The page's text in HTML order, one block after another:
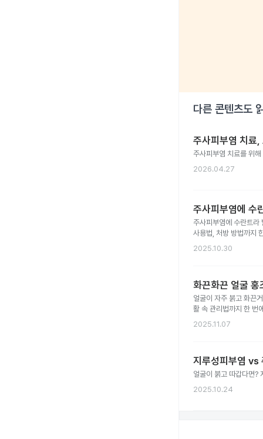
다른 콘텐츠도
주사피부염 치료,
주사피부염 치료를 위
2026.04.27
주사피부염에 수
주사피부염에 수란트라
사용법, 처방 방법까지
2025.10.30
화끈화끈 얼굴
얼굴이 자주 붉고 화끈
활 속 관리법까지 한 번
2025.11.07
지루성피부염 vs
얼굴이 붉고 따갑다면?
2025.10.24